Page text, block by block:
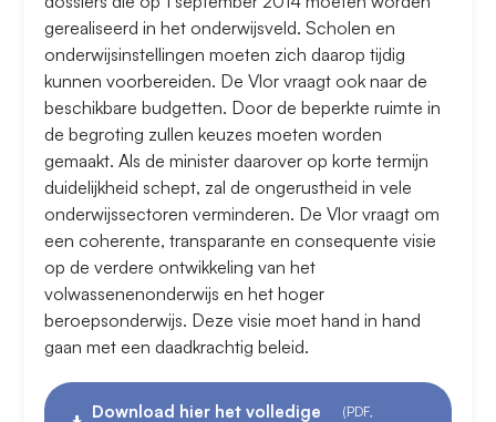
gerealiseerd in het onderwijsveld. Scholen en
onderwijsinstellingen moeten zich daarop tijdig
kunnen voorbereiden. De Vlor vraagt ook naar de
beschikbare budgetten. Door de beperkte ruimte in
de begroting zullen keuzes moeten worden
gemaakt. Als de minister daarover op korte termijn
duidelijkheid schept, zal de ongerustheid in vele
onderwijssectoren verminderen. De Vlor vraagt om
een coherente, transparante en consequente visie
op de verdere ontwikkeling van het
volwassenenonderwijs en het hoger
beroepsonderwijs. Deze visie moet hand in hand
gaan met een daadkrachtig beleid.
Download hier het volledige
(PDF,